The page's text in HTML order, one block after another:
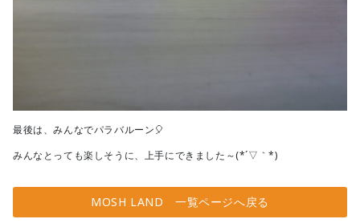
最後は、みんなでパラバルーン🎈
みんなとっても楽しそうに、上手にできました～(*´▽｀*)
MOSH LAND 一覧ページへ戻る